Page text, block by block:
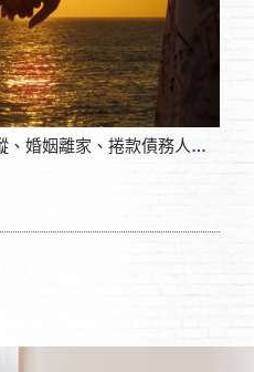
尋人免費諮詢，子女出走失蹤、婚姻離家、捲款債務人、倒會會首、對象行蹤調查，收費合理無案不破